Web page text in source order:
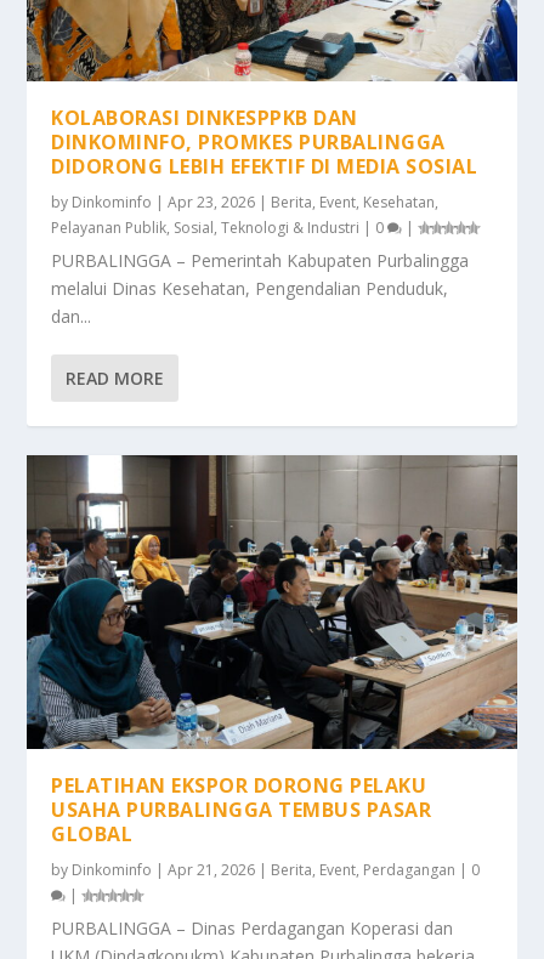
KOLABORASI DINKESPPKB DAN
DINKOMINFO, PROMKES PURBALINGGA
DIDORONG LEBIH EFEKTIF DI MEDIA SOSIAL
by Dinkominfo |Apr 23, 2026 | Berita, Event, Kesehatan,
Pelayanan Publik, Sosial,Teknologi & Industri | 0 |
PURBALINGGA – Pemerintah Kabupaten Purbalingga
melalui Dinas Kesehatan, Pengendalian Penduduk,
dan...
READ MORE
PELATIHAN EKSPOR DORONG PELAKU
USAHA PURBALINGGA TEMBUS PASAR
GLOBAL
by Dinkominfo |Apr 21, 2026 | Berita, Event, Perdagangan | 0
|
PURBALINGGA – Dinas Perdagangan Koperasi dan